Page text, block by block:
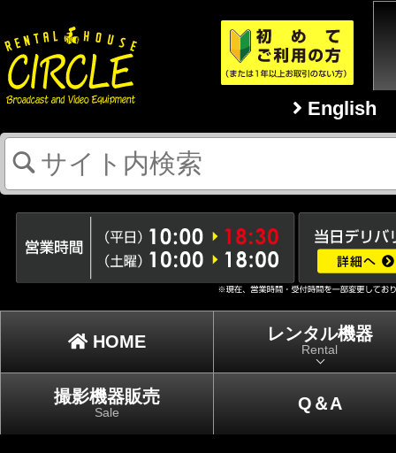
English
HOME レンタル機器
Rental
撮影機器販売
Sale Q＆A